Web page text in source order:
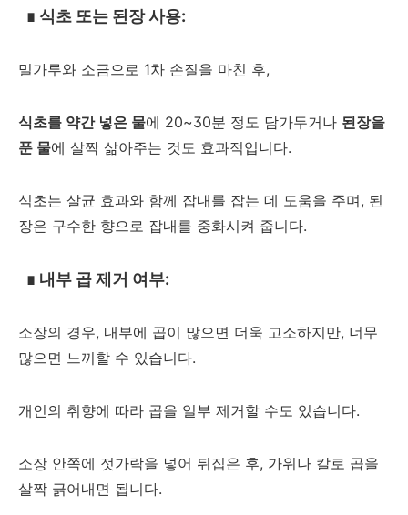
∎ 식초 또는 된장 사용:
밀가루와 소금으로 1차 손질을 마친 후,
식초를 약간 넣은 물에 20~30분 정도 담가두거나 된장을
푼 물에 살짝 삶아주는 것도 효과적입니다.
식초는 살균 효과와 함께 잡내를 잡는 데 도움을 주며, 된
장은 구수한 향으로 잡내를 중화시켜 줍니다.
∎ 내부 곱 제거 여부:
소장의 경우, 내부에 곱이 많으면 더욱 고소하지만, 너무
많으면 느끼할 수 있습니다.
개인의 취향에 따라 곱을 일부 제거할 수도 있습니다.
소장 안쪽에 젓가락을 넣어 뒤집은 후, 가위나 칼로 곱을
살짝 긁어내면 됩니다.